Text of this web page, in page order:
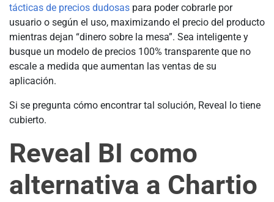
tácticas de precios dudosas para poder cobrarle por
usuario o según el uso, maximizando el precio del producto
mientras dejan “dinero sobre la mesa”. Sea inteligente y
busque un modelo de precios 100% transparente que no
escale a medida que aumentan las ventas de su
aplicación.
Si se pregunta cómo encontrar tal solución, Reveal lo tiene
cubierto.
Reveal BI como
alternativa a Chartio